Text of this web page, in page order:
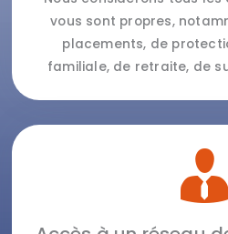
vous sont propres,
placements, de
familiale, de retraite, de